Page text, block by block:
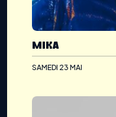
MIKA
SAMEDI 23 MAI